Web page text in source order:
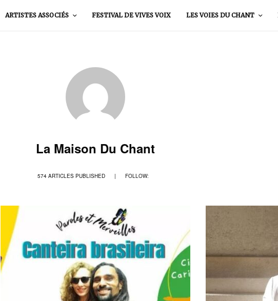
ARTISTES ASSOCIÉS FESTIVAL DE VIVES VOIX LES VOIES DU CHANT
La Maison Du Chant
574 ARTICLES PUBLISHED | FOLLOW: